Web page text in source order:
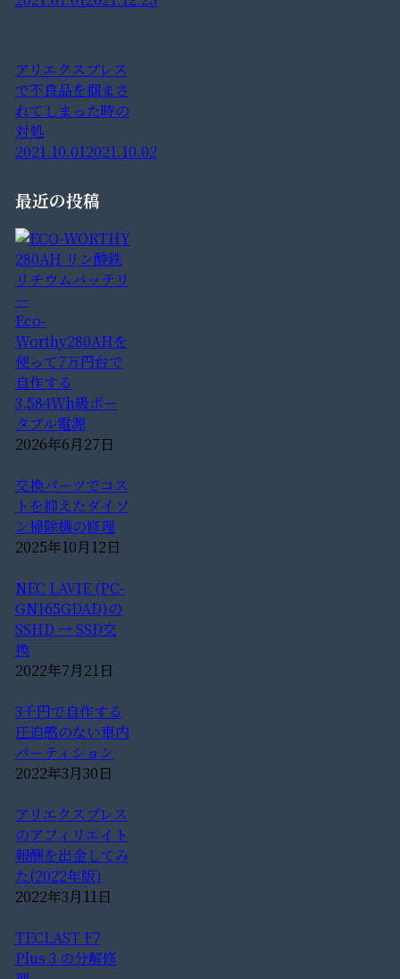
アリエクスプレス
で不良品を掴まさ
れてしまった時の
対処
2021.10.012021.10.02
最近の投稿
Eco-
Worthy280AHを
使って7万円台で
自作する
3,584Wh級ポー
タブル電源
2026年6月27日
交換パーツでコス
トを抑えたダイソ
ン掃除機の修理
2025年10月12日
NEC LAVIE (PC-
GN165GDAD)の
SSHD → SSD交
換
2022年7月21日
3千円で自作する
圧迫感のない車内
パーティション
2022年3月30日
アリエクスプレス
のアフィリエイト
報酬を出金してみ
た(2022年版)
2022年3月11日
TECLAST F7
Plus 3 の分解修